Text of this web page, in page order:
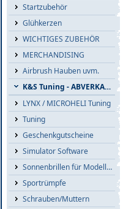
Startzubehör
Glühkerzen
WICHTIGES ZUBEHÖR
MERCHANDISING
Airbrush Hauben uvm.
K&S Tuning - ABVERKAUF
LYNX / MICROHELI Tuning
Tuning
Geschenkgutscheine
Simulator Software
Sonnenbrillen für Modellflieger
Sportrümpfe
Schrauben/Muttern